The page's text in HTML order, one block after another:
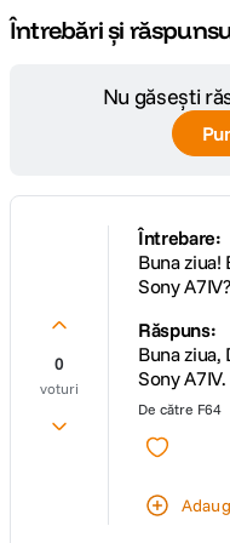
Întrebări și
Nu găsești
0
voturi
Întrebare:
Buna
Sony
Răspuns:
Buna
Sony
De către F64